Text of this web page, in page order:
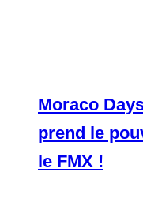
Moraco
prend le
le FMX !